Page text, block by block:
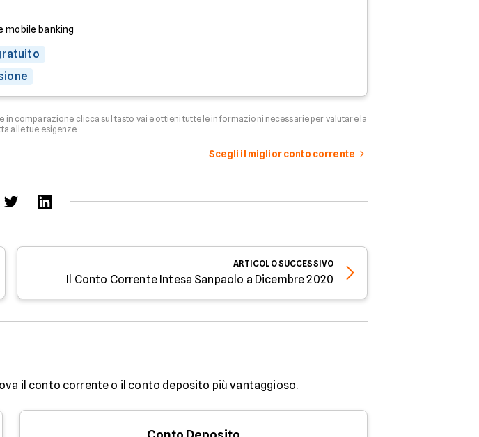
mobile banking
comparazione clicca sul tasto vai e ottieni tutte le informazioni necessarie per valutare la
alle tue esigenze
Scegli il miglior conto corrente
ARTICOLOSUCCESSIVO
Il Conto Corrente Intesa Sanpaolo a Dicembre 2020
il conto corrente o il conto deposito più vantaggioso.